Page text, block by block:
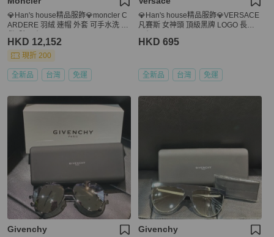
💎Han's house精品服飾💎moncler C
ARDERE 羽絨 連帽 外套 可手水洗 現
HKD 12,152
現折 200
全新品 台灣 免運
💎Han's house精品服飾💎VERSACE
凡賽斯 女神頭 頂級黑牌 LOGO 長袖
HKD 695
全新品 台灣 免運
Givenchy Givenchy